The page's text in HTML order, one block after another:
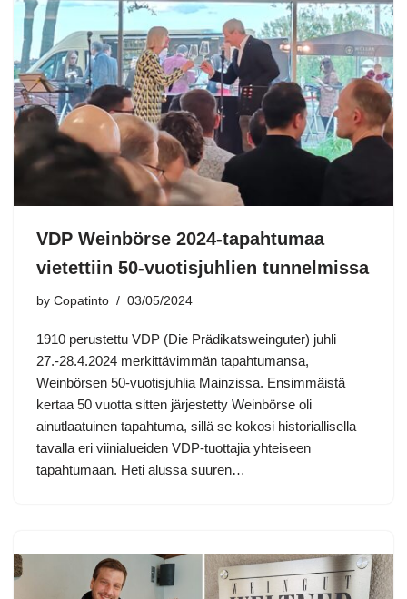
VDP Weinbörse 2024-tapahtumaa
vietettiin 50-vuotisjuhlien tunnelmissa
by Copatinto 03/05/2024
1910 perustettu VDP (Die Prädikatsweinguter) juhli
27.-28.4.2024 merkittävimmän tapahtumansa,
Weinbörsen 50-vuotisjuhlia Mainzissa. Ensimmäistä
kertaa 50 vuotta sitten järjestetty Weinbörse oli
ainutlaatuinen tapahtuma, sillä se kokosi historiallisella
tavalla eri viinialueiden VDP-tuottajia yhteiseen
tapahtumaan. Heti alussa suuren…